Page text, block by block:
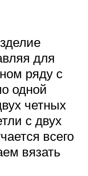
для
ряду с
одной
четных
с двух
всего
вязать